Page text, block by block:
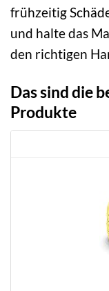
frühzeitig
und halte das
den richtigen
Das sind die
Produkte